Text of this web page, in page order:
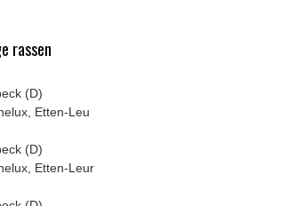
rassen
(D)
Etten-Leu
(D)
Etten-Leur